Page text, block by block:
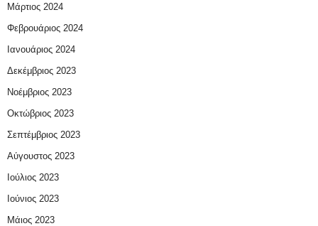
Μάρτιος 2024
Φεβρουάριος 2024
Ιανουάριος 2024
Δεκέμβριος 2023
Νοέμβριος 2023
Οκτώβριος 2023
Σεπτέμβριος 2023
Αύγουστος 2023
Ιούλιος 2023
Ιούνιος 2023
Μάιος 2023